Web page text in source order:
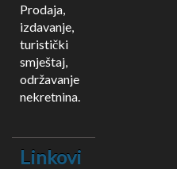
Prodaja,
izdavanje,
turistički
smještaj,
održavanje
nekretnina.
Linkovi